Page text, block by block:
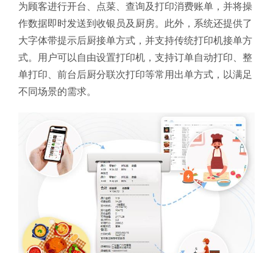
为顾客进行开台、点菜、查询及打印消费账单，并将操
作数据即时发送到收银员及厨房。此外，系统还提供了
大字体带提示后厨接单方式，并支持传统打印机接单方
式。用户可以自由设置打印机，支持订单自动打印、整
单打印、前台后厨分联次打印等常用出单方式，以满足
不同场景的需求。